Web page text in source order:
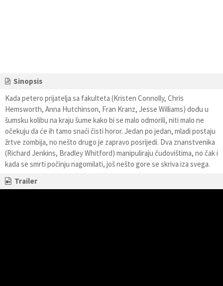
Sinopsis
Kada petero prijatelja sa fakulteta (Kristen Connolly, Chris
Hemsworth, Anna Hutchinson, Fran Kranz, Jesse Williams) dođu u
šumsku kolibu na kraju šume kako bi se malo odmorili, niti malo ne
očekuju da će ih tamo snaći čisti horor. Jedan po jedan, mladi postaju
žrtve zombija, no nešto drugo je zapravo posrijedi. Dva znanstvenika
(Richard Jenkins, Bradley Whitford) manipuliraju čudovištima, no čak i
kada se smrti počinju nagomilati, još nešto gore se skriva iza svega.
Trailer